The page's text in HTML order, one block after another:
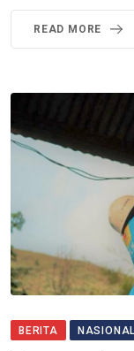
READ MORE
BERITA NASIONAL